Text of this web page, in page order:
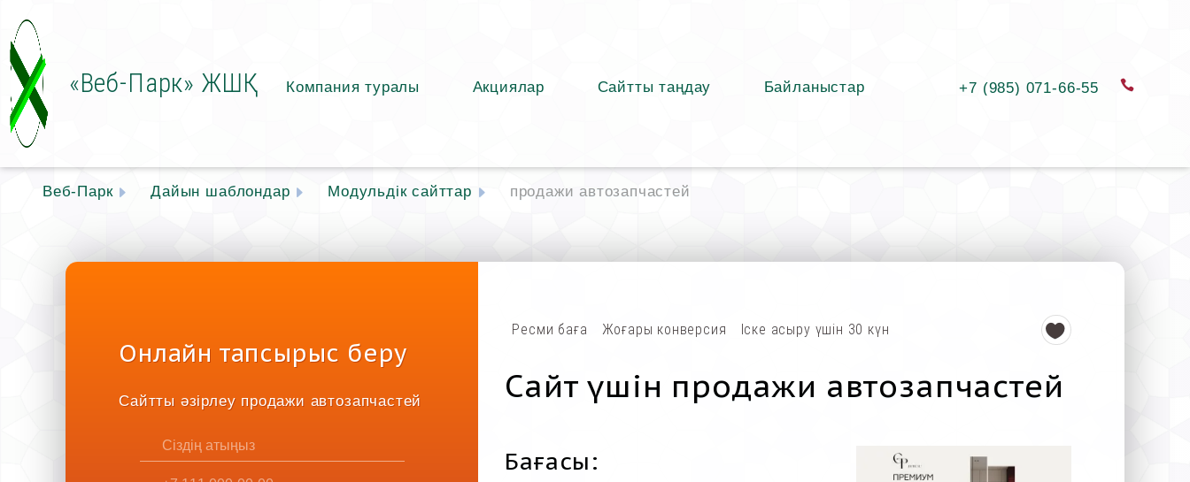
«Веб-Парк» ЖШҚ Компания туралы Акциялар Сайтты таңдау Байланыстар +7 (985) 071-66-55
Веб-Парк Дайын шаблондар Модульдік сайттар продажи автозапчастей
Онлайн тапсырыс беру
Сайтты әзірлеу продажи автозапчастей
Ресми баға Жоғары конверсия Іске асыру үшін 30 күн
Сайт үшін продажи автозапчастей
Бағасы: